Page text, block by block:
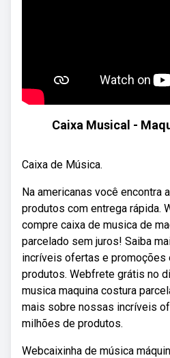
Caixa Musical -
Caixa de Música.
Na americanas você encontra
produtos com entrega rápida.
compre caixa de musica de
parcelado sem juros! Saiba
incríveis ofertas e promoções
produtos. Webfrete grátis no
musica maquina costura
mais sobre nossas incríveis
milhões de produtos.
Webcaixinha de música